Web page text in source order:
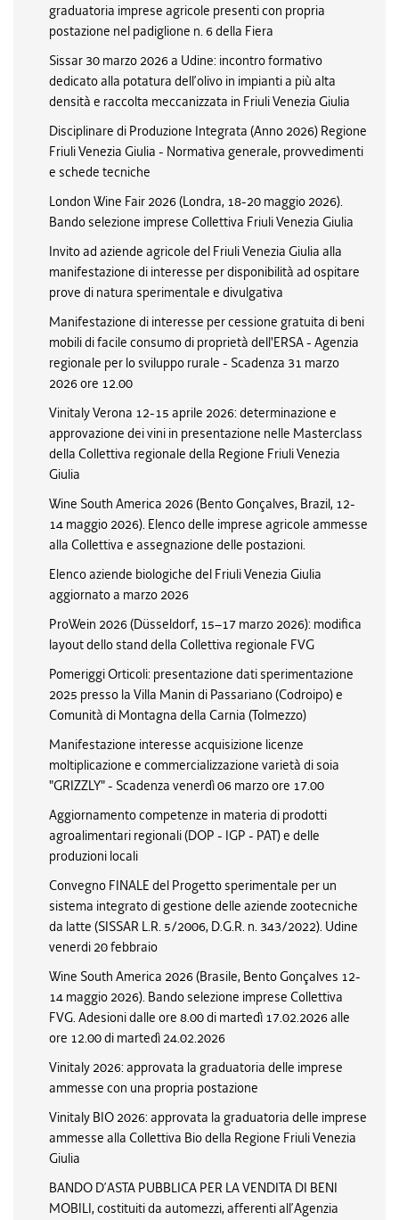
graduatoria imprese agricole presenti con propria
postazione nel padiglione n. 6 della Fiera
Sissar 30 marzo 2026 a Udine: incontro formativo
dedicato alla potatura dell’olivo in impianti a più alta
densità e raccolta meccanizzata in Friuli Venezia Giulia
Disciplinare di Produzione Integrata (Anno 2026) Regione
Friuli Venezia Giulia - Normativa generale, provvedimenti
e schede tecniche
London Wine Fair 2026 (Londra, 18-20 maggio 2026).
Bando selezione imprese Collettiva Friuli Venezia Giulia
Invito ad aziende agricole del Friuli Venezia Giulia alla
manifestazione di interesse per disponibilità ad ospitare
prove di natura sperimentale e divulgativa
Manifestazione di interesse per cessione gratuita di beni
mobili di facile consumo di proprietà dell'ERSA - Agenzia
regionale per lo sviluppo rurale - Scadenza 31 marzo
2026 ore 12.00
Vinitaly Verona 12-15 aprile 2026: determinazione e
approvazione dei vini in presentazione nelle Masterclass
della Collettiva regionale della Regione Friuli Venezia
Giulia
Wine South America 2026 (Bento Gonçalves, Brazil, 12-
14 maggio 2026). Elenco delle imprese agricole ammesse
alla Collettiva e assegnazione delle postazioni.
Elenco aziende biologiche del Friuli Venezia Giulia
aggiornato a marzo 2026
ProWein 2026 (Düsseldorf, 15–17 marzo 2026): modifica
layout dello stand della Collettiva regionale FVG
Pomeriggi Orticoli: presentazione dati sperimentazione
2025 presso la Villa Manin di Passariano (Codroipo) e
Comunità di Montagna della Carnia (Tolmezzo)
Manifestazione interesse acquisizione licenze
moltiplicazione e commercializzazione varietà di soia
"GRIZZLY" - Scadenza venerdì 06 marzo ore 17.00
Aggiornamento competenze in materia di prodotti
agroalimentari regionali (DOP - IGP - PAT) e delle
produzioni locali
Convegno FINALE del Progetto sperimentale per un
sistema integrato di gestione delle aziende zootecniche
da latte (SISSAR L.R. 5/2006, D.G.R. n. 343/2022). Udine
venerdi 20 febbraio
Wine South America 2026 (Brasile, Bento Gonçalves 12-
14 maggio 2026). Bando selezione imprese Collettiva
FVG. Adesioni dalle ore 8.00 di martedì 17.02.2026 alle
ore 12.00 di martedì 24.02.2026
Vinitaly 2026: approvata la graduatoria delle imprese
ammesse con una propria postazione
Vinitaly BIO 2026: approvata la graduatoria delle imprese
ammesse alla Collettiva Bio della Regione Friuli Venezia
Giulia
BANDO D’ASTA PUBBLICA PER LA VENDITA DI BENI
MOBILI, costituiti da automezzi, afferenti all’Agenzia